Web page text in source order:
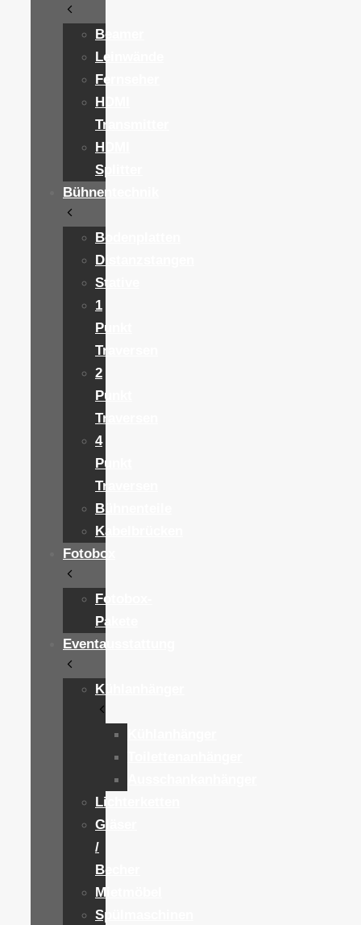
Beamer
Leinwände
Fernseher
HDMI
Transmitter
HDMI
Splitter
Bühnentechnik
Bodenplatten
Distanzstangen
Stative
1
Punkt
Traversen
2
Punkt
Traversen
4
Punkt
Traversen
Bühnenteile
Kabelbrücken
Fotobox
Fotobox-
Pakete
Eventausstattung
Kühlanhänger
Lichterketten
Gläser
/
Becher
Mietmöbel
Spülmaschinen